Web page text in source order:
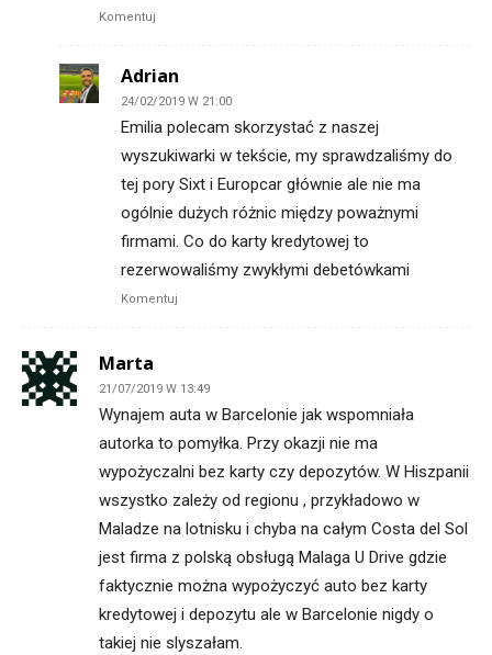
Komentuj
Adrian
24/02/2019 W 21:00
Emilia polecam skorzystać z naszej
wyszukiwarki w tekście, my sprawdzaliśmy do
tej pory Sixt i Europcar głównie ale nie ma
ogólnie dużych różnic między poważnymi
firmami. Co do karty kredytowej to
rezerwowaliśmy zwykłymi debetówkami
Komentuj
Marta
21/07/2019 W 13:49
Wynajem auta w Barcelonie jak wspomniała
autorka to pomyłka. Przy okazji nie ma
wypożyczalni bez karty czy depozytów. W Hiszpanii
wszystko zależy od regionu , przykładowo w
Maladze na lotnisku i chyba na całym Costa del Sol
jest firma z polską obsługą Malaga U Drive gdzie
faktycznie można wypożyczyć auto bez karty
kredytowej i depozytu ale w Barcelonie nigdy o
takiej nie slyszałam.